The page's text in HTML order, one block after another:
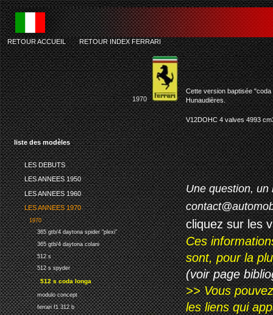
liste des modèles
LES DEBUTS
LES ANNEES 1950
LES ANNEES 1960
LES ANNEES 1970
1970
365 gtb/4 daytona spider "plexi"
365 gtb/4 daytona colani
512 s
512 s spyder
512 s coda longa
modulo concept
ferrari f1 312 b
RETOUR ACCUEIL-RETOUR INDEX FERRARI
1970
Cette version baptisée
Hunaudières.
V12DOHC 4 valves 4993
Une question, un
cliquez sur les
Ces
sont, pour la
(voir page
>> Vous
les liens qui